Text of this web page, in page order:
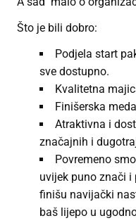
Što je bili dobro:
Podjela start
sve dostupno.
Kvalitetna
Finišerska
Atraktivna i
značajnih i
Povremeno
uvijek puno znači i
finišu navijački
baš lijepo u